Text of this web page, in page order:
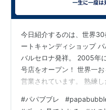
今日紹介するのは、世界
ートキャンディショップ
バルセロナ発祥。 2005年
号店をオープン！ 世界一
営業されています。 熟練
です。 PAPABUBBLEのシ
#パパブブレ #